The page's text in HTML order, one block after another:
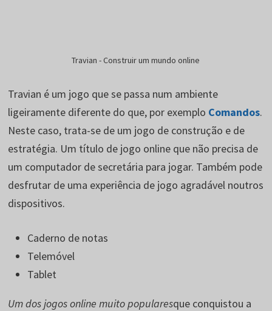
Travian - Construir um mundo online
Travian é um jogo que se passa num ambiente
ligeiramente diferente do que, por exemplo Comandos.
Neste caso, trata-se de um jogo de construção e de
estratégia. Um título de jogo online que não precisa de
um computador de secretária para jogar. Também pode
desfrutar de uma experiência de jogo agradável noutros
dispositivos.
Caderno de notas
Telemóvel
Tablet
Um dos jogos online muito popularesque conquistou a